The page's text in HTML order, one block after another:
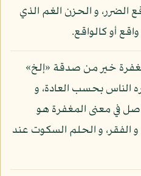
الضرر، و الحزن الغم الذي
أو كالواقع.
خير من صدقة «إلخ»
الناس بحسب العادة، و
في معنى المغفرة هو
و الفقر، و الحلم السكوت عند